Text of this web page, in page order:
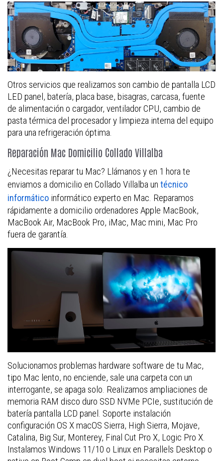
Otros servicios que realizamos son cambio de pantalla LCD
LED panel, batería, placa base, bisagras, carcasa, fuente
de alimentación o cargador, ventilador CPU, cambio de
pasta térmica del procesador y limpieza interna del equipo
para una refrigeración óptima.
Reparación Mac Domicilio Collado Villalba
¿Necesitas reparar tu Mac? Llámanos y en 1 hora te
enviamos a domicilio en Collado Villalba un técnico
informático informático experto en Mac. Reparamos
rápidamente a domicilio ordenadores Apple MacBook,
MacBook Air, MacBook Pro, iMac, Mac mini, Mac Pro
fuera de garantía.
Solucionamos problemas hardware software de tu Mac,
tipo Mac lento, no enciende, sale una carpeta con un
interrogante, se apaga solo. Realizamos ampliaciones de
memoria RAM disco duro SSD NVMe PCIe, sustitución de
batería pantalla LCD panel. Soporte instalación
configuración OS X macOS Sierra, High Sierra, Mojave,
Catalina, Big Sur, Monterey, Final Cut Pro X, Logic Pro X.
Instalamos Windows 11/10 o Linux en Parallels Desktop o